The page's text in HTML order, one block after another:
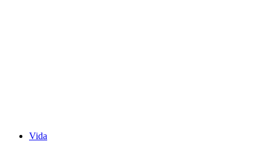
Vida